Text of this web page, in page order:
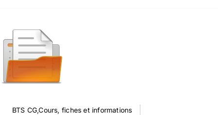
BTS CG,Cours, fiches et informations